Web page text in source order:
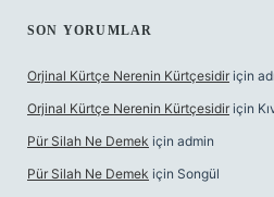
SON YORUMLAR
Orjinal Kürtçe Nerenin Kürtçesidir için
Orjinal Kürtçe Nerenin Kürtçesidir için
Pür Silah Ne Demek için admin
Pür Silah Ne Demek için Songül